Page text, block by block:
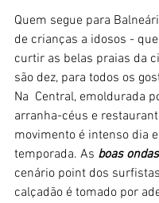
Quem segue para
de crianças a idosos -
curtir as belas praias da
são dez, para todos os
Na  Central, emoldurada
arranha-céus e
movimento é intenso dia
temporada. As boas ondas
cenário point dos
calçadão é tomado por